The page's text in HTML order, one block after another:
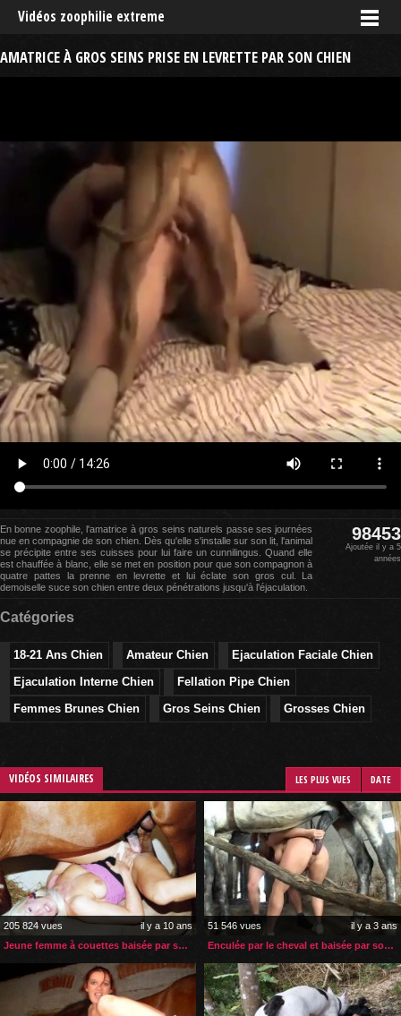
Vidéos zoophilie extreme
AMATRICE À GROS SEINS PRISE EN LEVRETTE PAR SON CHIEN
En bonne zoophile, l'amatrice à gros seins naturels passe ses journées
nue en compagnie de son chien. Dès qu'elle s'installe sur son lit, l'animal
se précipite entre ses cuisses pour lui faire un cunnilingus. Quand elle
est chauffée à blanc, elle se met en position pour que son compagnon à
quatre pattes la prenne en levrette et lui éclate son gros cul. La
demoiselle suce son chien entre deux pénétrations jusqu'à l'éjaculation.
98453
Ajoutée il y a 5
années
Catégories
18-21 Ans Chien Amateur Chien
Ejaculation Faciale Chien
Ejaculation Interne Chien
Fellation Pipe Chien
Femmes Brunes Chien
Gros Seins Chien Grosses Chien
VIDÉOS SIMILAIRES LES PLUS VUES DATE
205 824 vues
il y a 10 ans
Jeune femme à couettes baisée par son cheval
51 546 vues
il y a 3 ans
Enculée par le cheval et baisée par son propriétaire